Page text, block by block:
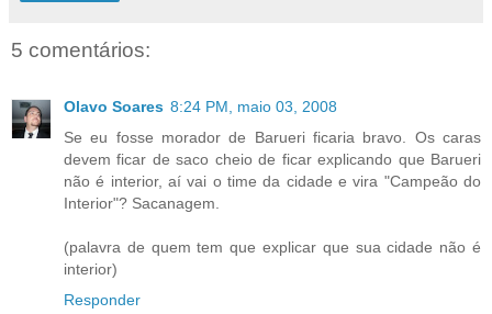
5 comentários:
Olavo Soares 8:24 PM, maio 03, 2008
Se eu fosse morador de Barueri ficaria bravo. Os caras
devem ficar de saco cheio de ficar explicando que Barueri
não é interior, aí vai o time da cidade e vira "Campeão do
Interior"? Sacanagem.
(palavra de quem tem que explicar que sua cidade não é
interior)
Responder